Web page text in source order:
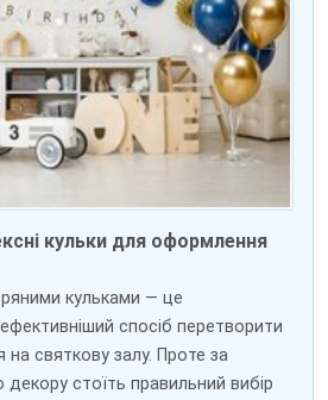
кульки для оформлення
кульками — це
спосіб перетворити
на святкову залу. Проте за
стоїть правильний вибір